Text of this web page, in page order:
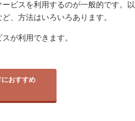
ビスを利用するのが一般的です。以
、方法はいろいろあります。
が利用できます。
おすすめ